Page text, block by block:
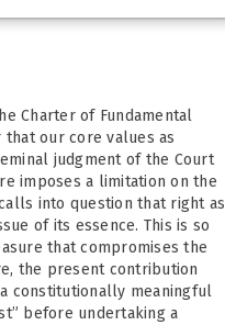
Charter of Fundamental
that our core values as
judgment of the Court
imposes a limitation on the
into question that right as
of its essence. This is so
that compromises the
the present contribution
constitutionally meaningful
before undertaking a